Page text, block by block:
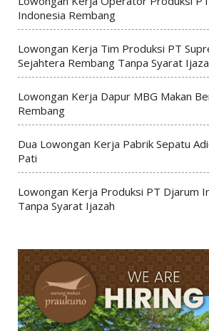
Indonesia Rembang
Lowongan Kerja Tim Produksi PT
Sejahtera Rembang Tanpa Syarat
Lowongan Kerja Dapur MBG Makan
Rembang
Dua Lowongan Kerja Pabrik Sepatu
Pati
Lowongan Kerja Produksi PT Djarum
Tanpa Syarat Ijazah